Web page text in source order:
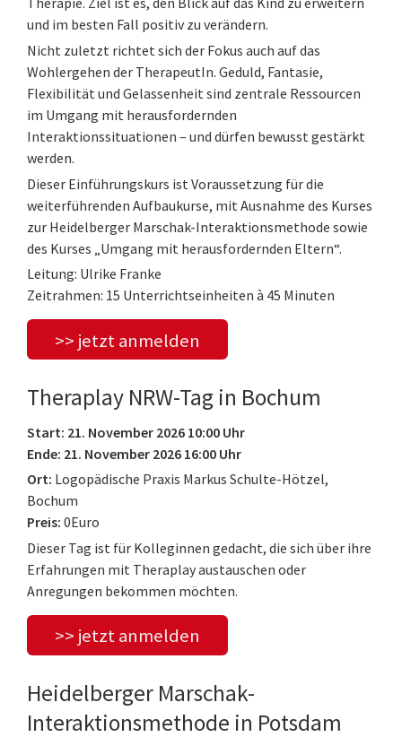
und im besten Fall positiv zu verändern.
Nicht zuletzt richtet sich der Fokus auch auf das
Wohlergehen der TherapeutIn. Geduld, Fantasie,
Flexibilität und Gelassenheit sind zentrale Ressourcen
im Umgang mit herausfordernden
Interaktionssituationen – und dürfen bewusst gestärkt
werden.
Dieser Einführungskurs ist Voraussetzung für die
weiterführenden Aufbaukurse, mit Ausnahme des Kurses
zur Heidelberger Marschak-Interaktionsmethode sowie
des Kurses „Umgang mit herausfordernden Eltern“.
Leitung: Ulrike Franke
Zeitrahmen: 15 Unterrichtseinheiten à 45 Minuten
>> jetzt anmelden
Theraplay NRW-Tag in Bochum
Start: 21. November 2026 10:00 Uhr
Ende: 21. November 2026 16:00 Uhr
Ort: Logopädische Praxis Markus Schulte-Hötzel,
Bochum
Preis: 0Euro
Dieser Tag ist für Kolleginnen gedacht, die sich über ihre
Erfahrungen mit Theraplay austauschen oder
Anregungen bekommen möchten.
>> jetzt anmelden
Heidelberger Marschak-
Interaktionsmethode in Potsdam